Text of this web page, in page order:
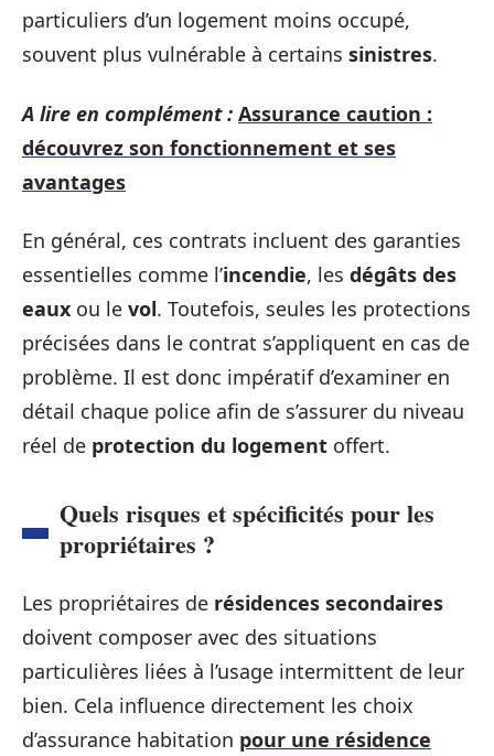
particuliers d’un logement moins occupé,
souvent plus vulnérable à certains sinistres.
A lire en complément : Assurance caution :
découvrez son fonctionnement et ses
avantages
En général, ces contrats incluent des garanties
essentielles comme l’incendie, les dégâts des
eaux ou le vol. Toutefois, seules les protections
précisées dans le contrat s’appliquent en cas de
problème. Il est donc impératif d’examiner en
détail chaque police afin de s’assurer du niveau
réel de protection du logement offert.
Quels risques et spécificités pour les
propriétaires ?
Les propriétaires de résidences secondaires
doivent composer avec des situations
particulières liées à l’usage intermittent de leur
bien. Cela influence directement les choix
d’assurance habitation pour une résidence